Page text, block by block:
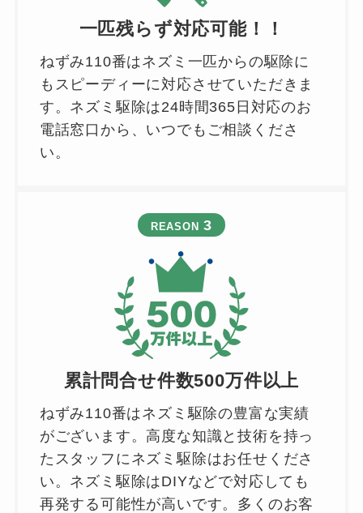
一匹残らず対応可能！！
ねずみ110番はネズミ一匹からの駆除に
もスピーディーに対応させていただきま
す。ネズミ駆除は24時間365日対応のお
電話窓口から、いつでもご相談くださ
い。
REASON 3
累計問合せ件数500万件以上
ねずみ110番はネズミ駆除の豊富な実績
がございます。高度な知識と技術を持っ
たスタッフにネズミ駆除はお任せくださ
い。ネズミ駆除はDIYなどで対応しても
再発する可能性が高いです。多くのお客